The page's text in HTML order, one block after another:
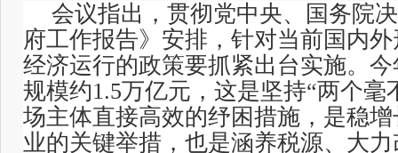
会议指出，贯彻党中央、国务院
府工作报告》安排，针对当前国内
经济运行的政策要抓紧出台实施。
规模约1.5万亿元，这是坚持“两个毫
场主体直接高效的纾困措施，是稳
业的关键举措，也是涵养税源、大